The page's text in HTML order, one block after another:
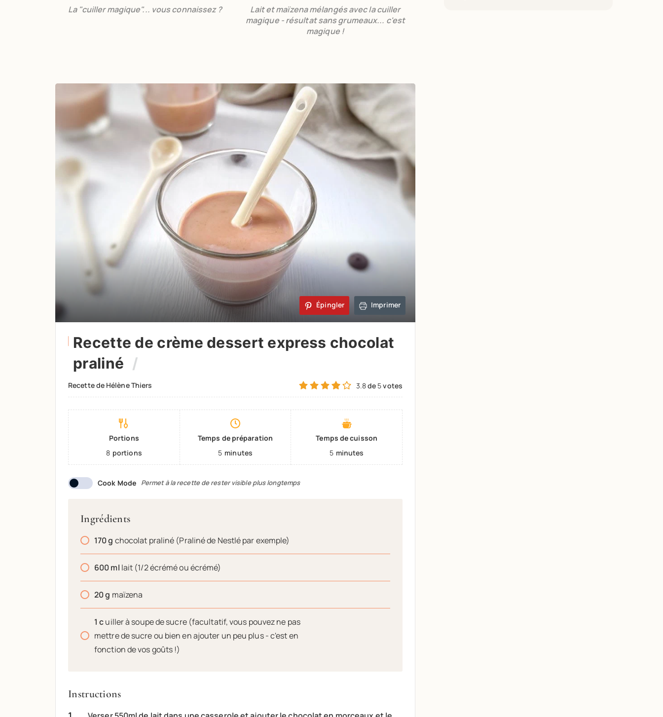
La "cuiller magique"... vous connaissez ?
Lait et maïzena mélangés avec la cuiller
magique - résultat sans grumeaux... c'est
magique !
Épingler Imprimer
Recette de crème dessert express chocolat
praliné
Recette de Hélène Thiers 3.8de 5votes
Portions
8 portions
Temps de préparation
5 minutes
Temps de cuisson
5 minutes
Cook Mode Permet à la recette de rester visible plus longtemps
Ingrédients
170g chocolat praliné (Praliné de Nestlé par exemple)
600ml lait (1/2 écrémé ou écrémé)
20g maïzena
1 cuiller à soupe de sucre (facultatif, vous pouvez ne pas
mettre de sucre ou bien en ajouter un peu plus - c'est en
fonction de vos goûts !)
Instructions